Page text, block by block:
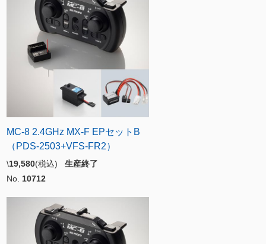
MC-8 2.4GHz MX-F EPセットB
（PDS-2503+VFS-FR2）
\19,580(税込) 生産終了
No. 10712